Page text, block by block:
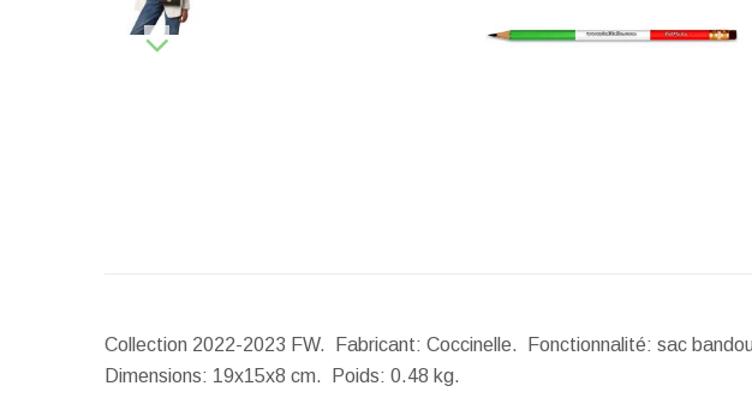
Collection 2022-2023 FW. Fabricant: Coccinelle. Fonctionnalité: sac
Dimensions: 19x15x8 cm. Poids: 0.48 kg.